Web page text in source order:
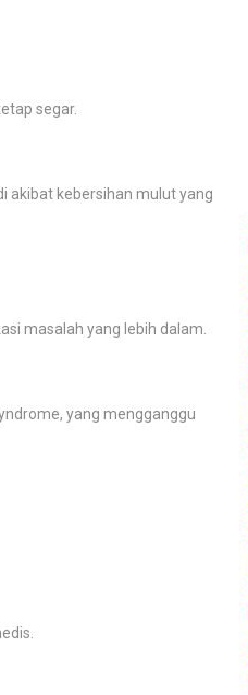
segar.
akibat kebersihan mulut yang
masalah yang lebih dalam.
yang mengganggu